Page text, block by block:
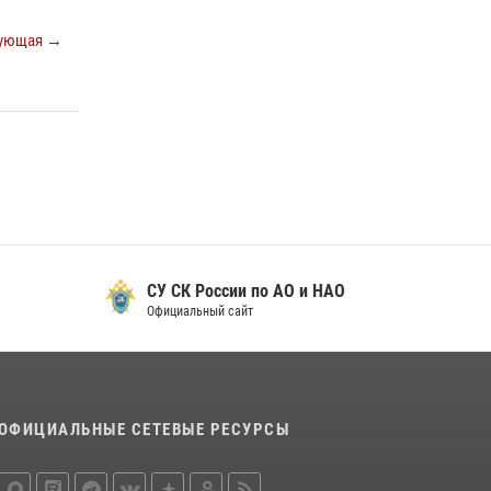
→
СУ СК России по АО и НАО
Официальный сайт
СЕТЕВЫЕ РЕСУРСЫ